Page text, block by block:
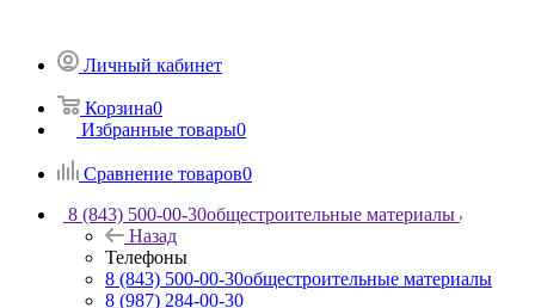
Личный кабинет
Корзина0
Избранные товары0
Сравнение товаров0
8 (843) 500-00-30общестроительные материалы
Назад
Телефоны
8 (843) 500-00-30общестроительные материалы
8 (987) 284-00-30